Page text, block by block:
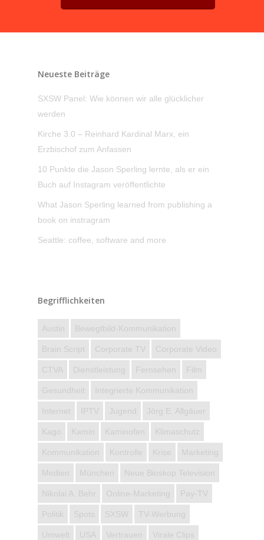
Neueste Beiträge
SXSW Panel: Wie können wir alle glücklicher
werden
Kirche 3.0 – Reinhard Kardinal Marx, ein
Erzbischof zum Anfassen
10 Punkte die Jason Sperling lernte, als er ein
Buch auf Instagram veröffentlichte
What Jason Sperling learned from publishing a
book on instragram
Seattle: coffee, software and more
Begrifflichkeiten
Austin Bewegtbild-Kommunikation
Brain Script Corporate TV Corporate Video
CTVA Dienstleistung Fernsehen Film
Gesundheit Integrierte Kommunikation
Internet IPTV Jugend Jörg E. Allgäuer
Kago Kamin Kaminofen Klimaschutz
Kommunikation Kontrolle Krise Marketing
Medien München Neue Bioskop Television
Nikolai A. Behr Online-Marketing Pay-TV
Politik Spots SXSW TV-Werbung
Umwelt USA Vertrauen Virale Clips